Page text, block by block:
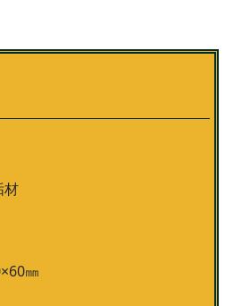
材
㎜